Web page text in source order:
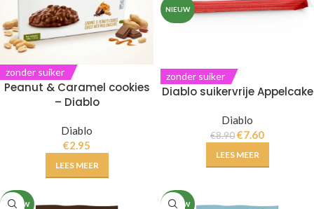
zonder suiker
Peanut & Caramel cookies
– Diablo
Diablo
€2.95
LEES MEER
NIEUW
zonder suiker
Diablo suikervrije Appelcake
Diablo
€8.90€7.60
LEES MEER
NIEUW NIEUW